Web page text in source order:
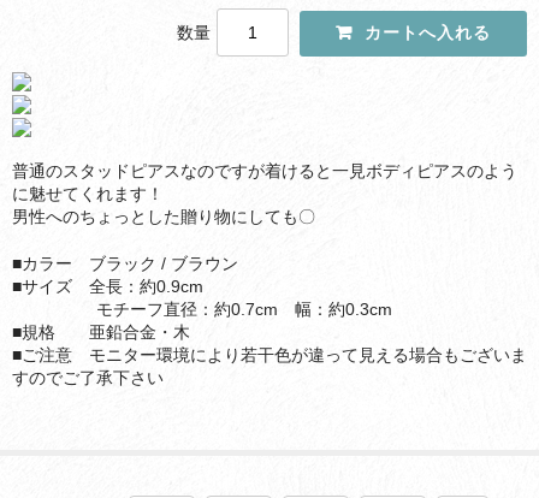
数量
普通のスタッドピアスなのですが着けると一見ボディピアスのよう
に魅せてくれます！
男性へのちょっとした贈り物にしても〇
■カラー ブラック / ブラウン
■サイズ 全長：約0.9cm
モチーフ直径：約0.7cm 幅：約0.3cm
■規格 亜鉛合金・木
■ご注意 モニター環境により若干色が違って見える場合もございま
すのでご了承下さい